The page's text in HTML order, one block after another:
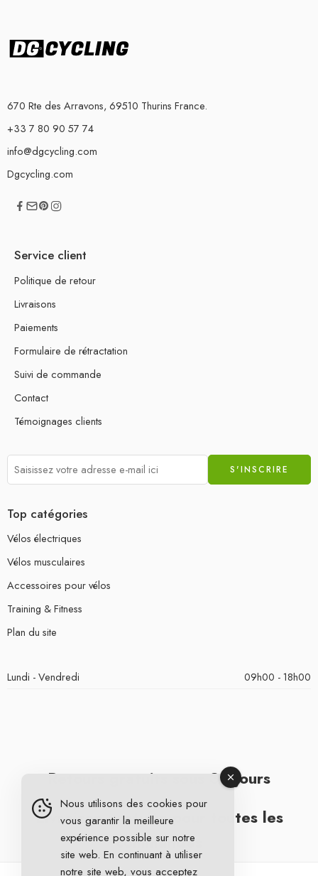
670 Rte des Arravons, 69510 Thurins France.
+33 7 80 90 57 74
info@dgcycling.com
Dgcycling.com
Service client
Politique de retour
Livraisons
Paiements
Formulaire de rétractation
Suivi de commande
Contact
Témoignages clients
Top catégories
Vélos électriques
Vélos musculaires
Accessoires pour vélos
Training & Fitness
Plan du site
Lundi - Vendredi 09h00 - 18h00
Retours gratuits sous 30 jours
Livraison gratuite pour toutes les
commandes
Nous utilisons des cookies pour
vous garantir la meilleure
expérience possible sur notre
site web. En continuant à utiliser
notre site web, vous acceptez